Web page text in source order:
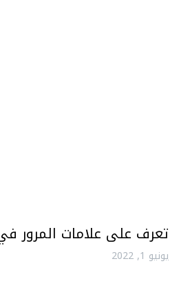
تعرف على علامات المرور
يونيو 1, 2022